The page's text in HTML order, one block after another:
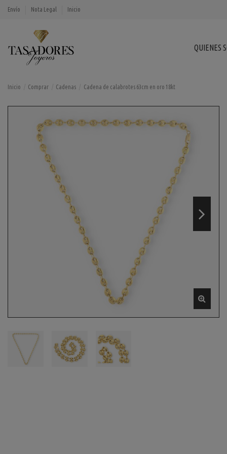
Envío Nota Legal Inicio
QUIENES
Inicio Comprar Cadenas Cadena de calabrotes 63cm en oro 18kt